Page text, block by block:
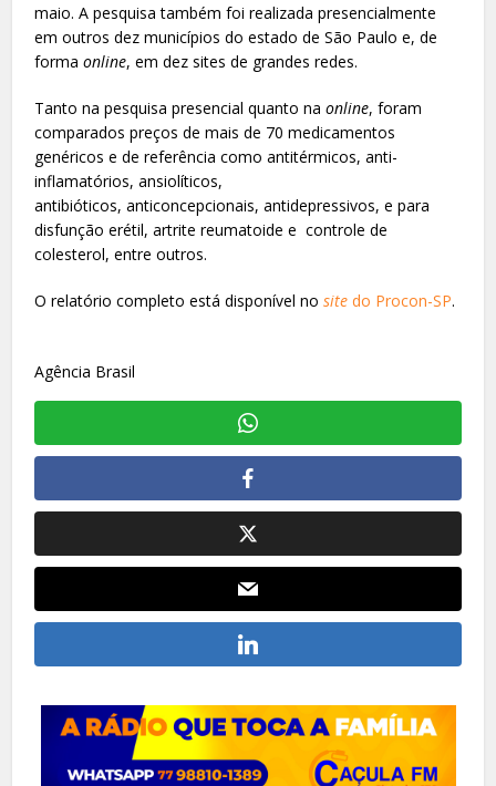
maio. A pesquisa também foi realizada presencialmente
em outros dez municípios do estado de São Paulo e, de
formaonline, em dez sites de grandes redes.
Tanto na pesquisa presencial quanto naonline, foram
comparados preços de mais de 70 medicamentos
genéricos e de referência como antitérmicos, anti-
inflamatórios, ansiolíticos,
antibióticos, anticoncepcionais, antidepressivos, e para
disfunção erétil, artrite reumatoide e controle de
colesterol, entre outros.
O relatório completo está disponível nositedo Procon-SP.
Agência Brasil